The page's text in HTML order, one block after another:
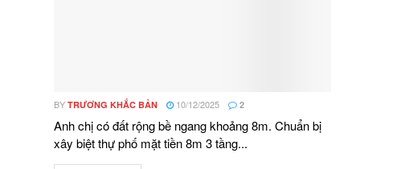
BY TRƯƠNG KHẮC BẢN 10/12/2025 2
Anh chị có đất rộng bề ngang khoảng 8m. Chuẩn bị
xây biệt thự phố mặt tiền 8m 3 tầng...